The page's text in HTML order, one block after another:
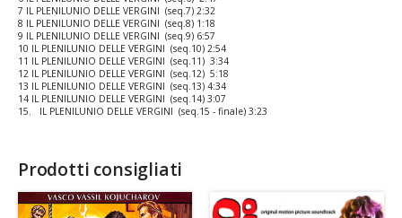
7 IL PLENILUNIO DELLE VERGINI (seq.7) 2:32
8 IL PLENILUNIO DELLE VERGINI (seq.8) 1:18
9 IL PLENILUNIO DELLE VERGINI (seq.9) 6:57
10 IL PLENILUNIO DELLE VERGINI (seq.10) 2:54
11 IL PLENILUNIO DELLE VERGINI (seq.11) 3:34
12 IL PLENILUNIO DELLE VERGINI (seq.12) 5:18
13 IL PLENILUNIO DELLE VERGINI (seq.13) 4:34
14 IL PLENILUNIO DELLE VERGINI (seq.14) 3:07
15. IL PLENILUNIO DELLE VERGINI (seq.15 - finale) 3:23
Prodotti consigliati